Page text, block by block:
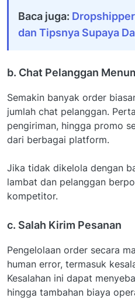
Baca juga:
dan Tipsnya Supaya
b. Chat Pelanggan
Semakin banyak order
jumlah chat pelanggan.
pengiriman, hingga promo
dari berbagai platform.
Jika tidak dikelola dengan
lambat dan pelanggan
kompetitor.
c. Salah Kirim Pesanan
Pengelolaan order secara
human error, termasuk
Kesalahan ini dapat
hingga tambahan biaya